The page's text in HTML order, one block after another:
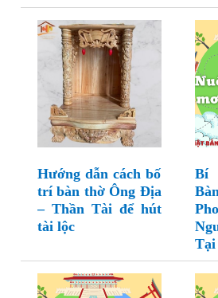
Hướng dẫn cách bố
trí bàn thờ Ông Địa
– Thần Tài để hút
tài lộc
Bí